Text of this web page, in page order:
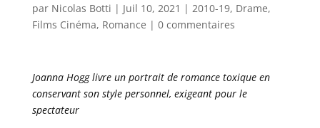
par Nicolas Botti | Juil 10, 2021 | 2010-19, Drame,
Films Cinéma, Romance | 0 commentaires
Joanna Hogg livre un portrait de romance toxique en
conservant son style personnel, exigeant pour le
spectateur